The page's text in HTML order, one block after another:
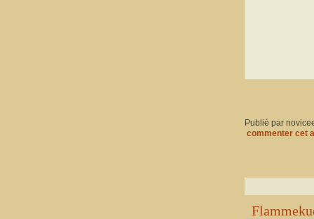
Publié par
commenter cet